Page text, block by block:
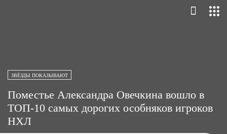
ЗВЁЗДЫ ПОКАЗЫВАЮТ
Поместье Александра Овечкина вошло в
ТОП-10 самых дорогих особняков игроков
НХЛ